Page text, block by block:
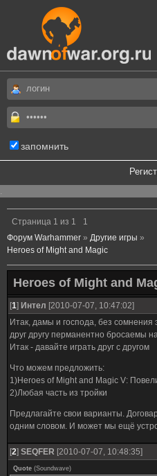
запомнить
.
Страница 1 из 1
1
Форум Warhammer » Другие игры »
Heroes of Might and Magic
Heroes of Might and
[1] Интел [2010-07-07, 10:47:02]
Итак, дамы и господа, без
друг другу перманентно бросаемы
Итак - давайте играть друг с другом
Что можем предложить:
1)Heroes of Might and Magic V:
2)Любая часть из тройки
Предлагайте свои варианты.
одним словом. И может мы ещё
[2] SEQFER [2010-07-07, 10:48:35]
Quote (Soundwave)